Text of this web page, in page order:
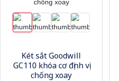
Két sắt Goodwill
GC110 khóa cơ định vị
chống xoay